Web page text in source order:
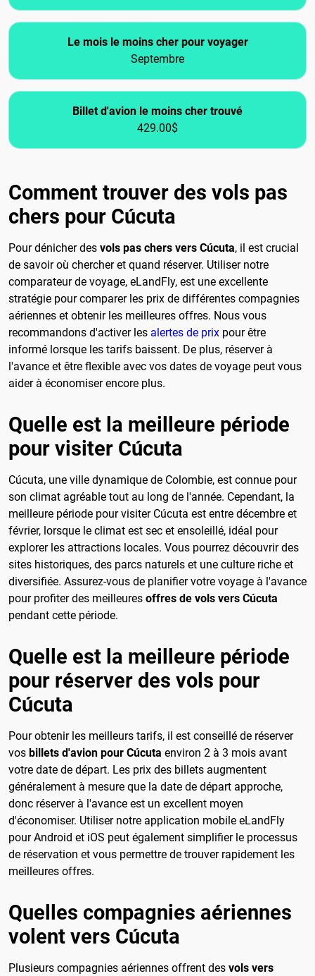
Le mois le moins cher pour voyager
Septembre
Billet d'avion le moins cher trouvé
429.00$
Comment trouver des vols pas
chers pour Cúcuta
Pour dénicher des vols pas chers vers Cúcuta, il est crucial
de savoir où chercher et quand réserver. Utiliser notre
comparateur de voyage, eLandFly, est une excellente
stratégie pour comparer les prix de différentes compagnies
aériennes et obtenir les meilleures offres. Nous vous
recommandons d'activer les alertes de prix pour être
informé lorsque les tarifs baissent. De plus, réserver à
l'avance et être flexible avec vos dates de voyage peut vous
aider à économiser encore plus.
Quelle est la meilleure période
pour visiter Cúcuta
Cúcuta, une ville dynamique de Colombie, est connue pour
son climat agréable tout au long de l'année. Cependant, la
meilleure période pour visiter Cúcuta est entre décembre et
février, lorsque le climat est sec et ensoleillé, idéal pour
explorer les attractions locales. Vous pourrez découvrir des
sites historiques, des parcs naturels et une culture riche et
diversifiée. Assurez-vous de planifier votre voyage à l'avance
pour profiter des meilleures offres de vols vers Cúcuta
pendant cette période.
Quelle est la meilleure période
pour réserver des vols pour
Cúcuta
Pour obtenir les meilleurs tarifs, il est conseillé de réserver
vos billets d'avion pour Cúcuta environ 2 à 3 mois avant
votre date de départ. Les prix des billets augmentent
généralement à mesure que la date de départ approche,
donc réserver à l'avance est un excellent moyen
d'économiser. Utiliser notre application mobile eLandFly
pour Android et iOS peut également simplifier le processus
de réservation et vous permettre de trouver rapidement les
meilleures offres.
Quelles compagnies aériennes
volent vers Cúcuta
Plusieurs compagnies aériennes offrent des vols vers